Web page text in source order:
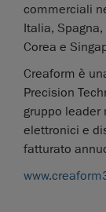
commerciali
Italia,
Corea e
Creaform è
Precision
gruppo leader
elettronici e
fatturato